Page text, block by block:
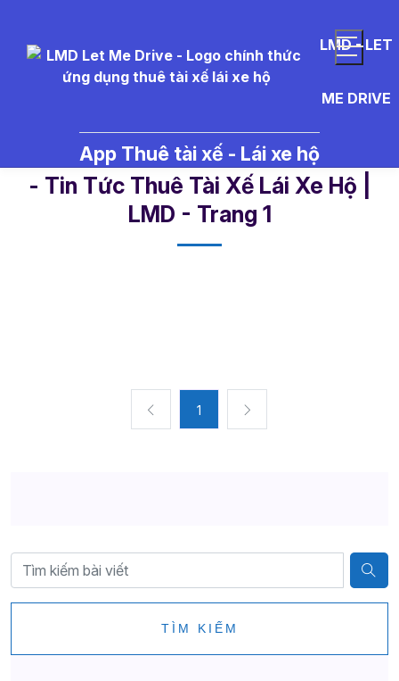
LMD - LET
ME DRIVE
App Thuê tài xế - Lái xe hộ
- Tin Tức Thuê Tài Xế Lái Xe Hộ |
LMD - Trang 1​
1
TÌM KIẾM